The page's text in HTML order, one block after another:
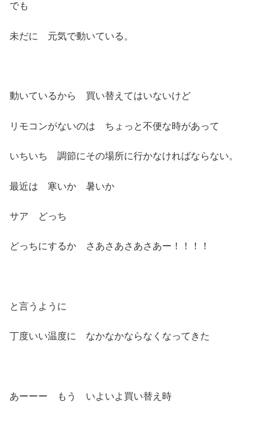
でも
未だに 元気で動いている。
動いているから 買い替えてはいないけど
リモコンがないのは ちょっと不便な時があって
いちいち 調節にその場所に行かなければならない。
最近は 寒いか 暑いか
サア どっち
どっちにするか さあさあさあさあー！！！！
と言うように
丁度いい温度に なかなかならなくなってきた
あーーー もう いよいよ買い替え時